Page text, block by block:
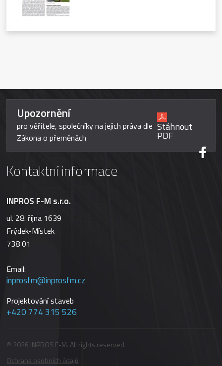
Upozornění
pro věřitele, společníky na jejich práva dle
Zákona o přeměnách
Stáhnout
PDF
Kontaktní informace
INPROS F-M s.r.o.
ul. 28. října 1639
Frýdek-Místek
738 01
Email:
inprosfm@inprosfm.cz
Projektování staveb
+420 774 315 526
© 2026 INPROS F-M. All rights reserved.
Ochrana osobních údajů